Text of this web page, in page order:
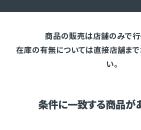
商品の販売は店舗のみで行
在庫の有無については直接店舗ま
い。
条件に一致する商品が